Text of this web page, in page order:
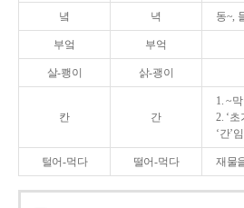
녘 녁 동~,
부엌 부억
살-쾡이 삵-괭이
칸 간
1. ~
2. ‘
‘간’
털어-먹다 떨어-먹다 재물